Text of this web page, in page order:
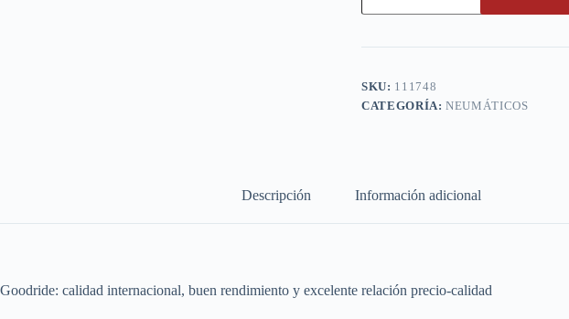
SA57
TL
cantidad
SKU: 111748
CATEGORÍA:NEUMÁTICOS
Descripción Información adicional
Goodride: calidad internacional, buen rendimiento y excelente relación precio-calidad